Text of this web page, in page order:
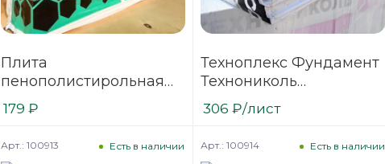
Плита
пенополистирольная
RAFINAD THERM ППС15
1200х600х50 мм (6 плит)
179 ₽
Техноплекс Фундамент
Технониколь
1180х580х50 мм, 8 плит
(5,47 м2)
306 ₽/лист
Есть в наличии
Арт.: 100913 Есть в наличии
Арт.: 100914